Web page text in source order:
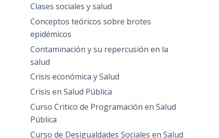
Clases sociales y salud
Conceptos teóricos sobre brotes
epidémicos
Contaminación y su repercusión en la
salud
Crisis económica y Salud
Crisis en Salud Pública
Curso Critico de Programación en Salud
Pública
Curso de Desigualdades Sociales en Salud